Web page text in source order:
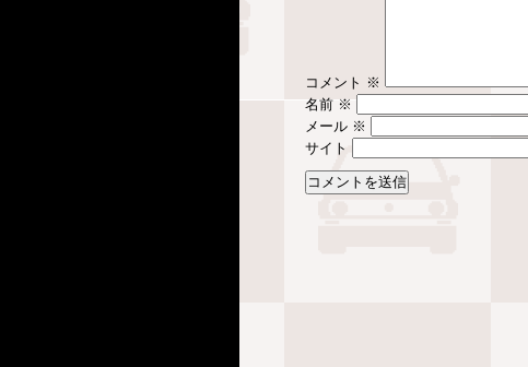
コメント ※
名前※
メール ※
サイト